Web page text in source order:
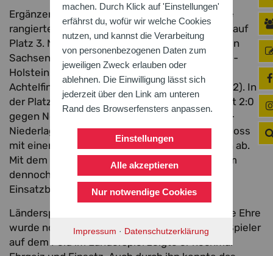
machen. Durch Klick auf 'Einstellungen'
erfährst du, wofür wir welche Cookies
nutzen, und kannst die Verarbeitung
von personenbezogenen Daten zum
jeweiligen Zweck erlauben oder
ablehnen. Die Einwilligung lässt sich
jederzeit über den Link am unteren
Rand des Browserfensters anpassen.
Einstellungen
Alle akzeptieren
Nur notwendige Cookies
Impressum · Datenschutzerklärung
Ergänzend traten auch die Jungs an. In Gruppe
rangierte Baden mit 3:3 Sätzen und 3 Punkten auf
Platz 3. Nach einem souveränen 2:0-Sieg gegen
Sachsen-Anhalt folgte ein 1:1 gegen Schleswig-
Holstein und ein 0:2 gegen Oberösterreich. Im
Achtelfinale war gegen Sachsen Endstation (0:2). In
der Platzierungsrunde gewann Baden zunächst 2:0
gegen Nordschleswig, kassierte dann eine 0:2-
Niederlage gegen Schleswig-Holstein und schloss
mit einer 0:2-Niederlage gegen Niedersachsen ab.
Mit dem 10. Platz von 16 Teams zeigte das Team
dennoch solides Niveau und große
Einsatzbereitschaft.
Länderspiel Deutschland - Schweiz: Besondere Ehre
wurde noch unser U18 Spieler Max zu teil. Als Spieler
auf dem Feld im Länderspiel zeigte er nochmal